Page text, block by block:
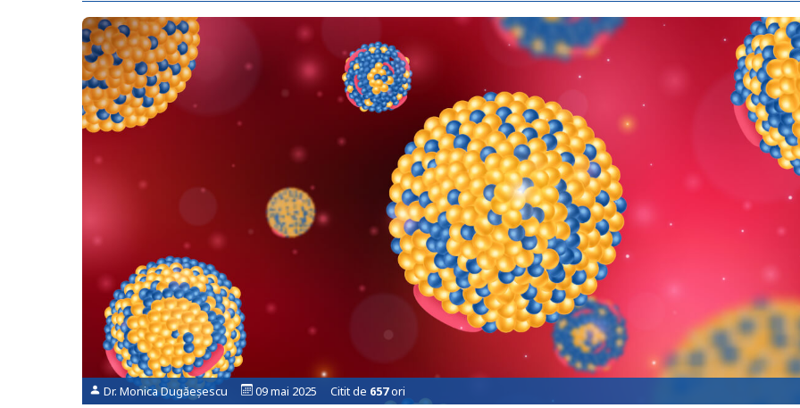
Dr. Monica Dugăeșescu 09 mai 2025 Citit de 657ori